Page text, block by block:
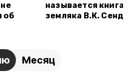
об
называется книга
земляка В.К.
Месяц